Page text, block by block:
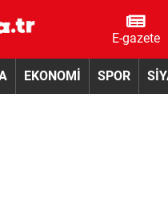
E-gazete
EKONOMİ SPOR